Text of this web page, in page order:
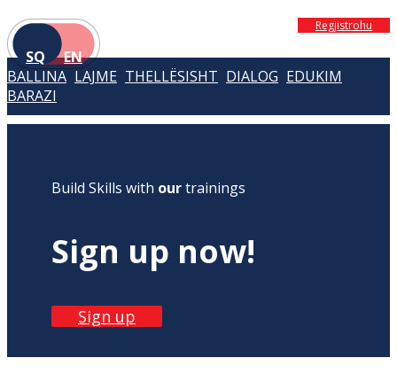
SQ EN
Regjistrohu
BALLINA LAJME THELLËSISHT DIALOG EDUKIM
BARAZI
Build Skills with ourtrainings
Sign up now!
Sign up